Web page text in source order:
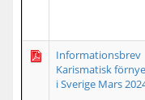
Informationsbrev
Karismatisk
i Sverige Mars